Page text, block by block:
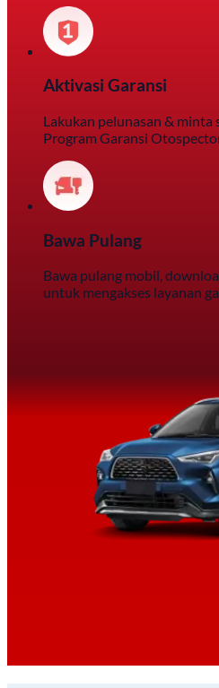
Aktivasi Garansi
Lakukan pelunasan &
Program Garansi
Bawa Pulang
Bawa pulang mobil,
untuk mengakses layanan